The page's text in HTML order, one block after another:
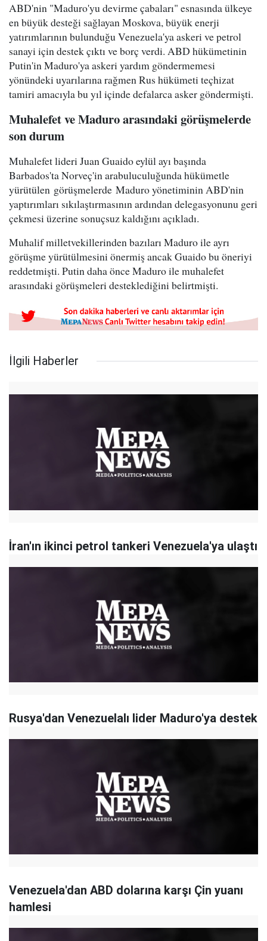
ABD'nin "Maduro'yu devirme çabaları" esnasında ülkeye
en büyük desteği sağlayan Moskova, büyük enerji
yatırımlarının bulunduğu Venezuela'ya askeri ve petrol
sanayi için destek çıktı ve borç verdi. ABD hükümetinin
Putin'in Maduro'ya askeri yardım göndermemesi
yönündeki uyarılarına rağmen Rus hükümeti teçhizat
tamiri amacıyla bu yıl içinde defalarca asker göndermişti.
Muhalefet ve Maduro arasındaki görüşmelerde
son durum
Muhalefet lideri Juan Guaido eylül ayı başında
Barbados'ta Norveç'in arabuluculuğunda hükümetle
yürütülen görüşmelerde Maduro yönetiminin ABD'nin
yaptırımları sıkılaştırmasının ardından delegasyonunu geri
çekmesi üzerine sonuçsuz kaldığını açıkladı.
Muhalif milletvekillerinden bazıları Maduro ile ayrı
görüşme yürütülmesini önermiş ancak Guaido bu öneriyi
reddetmişti. Putin daha önce Maduro ile muhalefet
arasındaki görüşmeleri desteklediğini belirtmişti.
İlgili Haberler
İran'ın ikinci petrol tankeri Venezuela'ya ulaştı
Rusya'dan Venezuelalı lider Maduro'ya destek
Venezuela'dan ABD dolarına karşı Çin yuanı
hamlesi